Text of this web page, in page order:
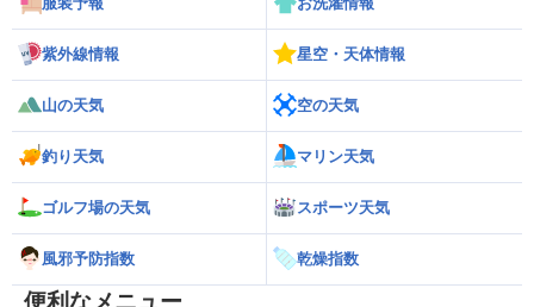
紫外線情報 星空・天体情報
山の天気 空の天気
釣り天気 マリン天気
ゴルフ場の天気 スポーツ天気
風邪予防指数 乾燥指数
便利なメニュー